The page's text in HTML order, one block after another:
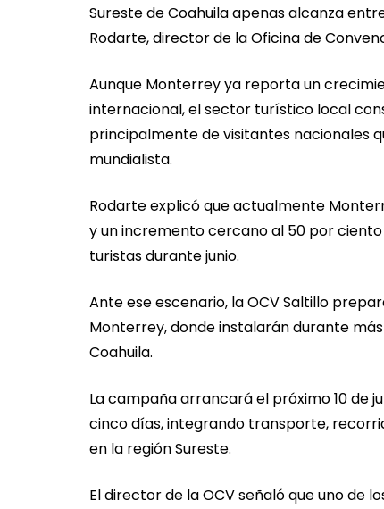
Sureste de Coahuila apenas alcanza
Rodarte, director de la Oficina de
Aunque Monterrey ya reporta un
internacional, el sector turístico local
principalmente de visitantes nacionales
mundialista.
Rodarte explicó que actualmente
y un incremento cercano al 50 por
turistas durante junio.
Ante ese escenario, la OCV Saltillo
Monterrey, donde instalarán durante
Coahuila.
La campaña arrancará el próximo 10 de
cinco días, integrando transporte,
en la región Sureste.
El director de la OCV señaló que uno de